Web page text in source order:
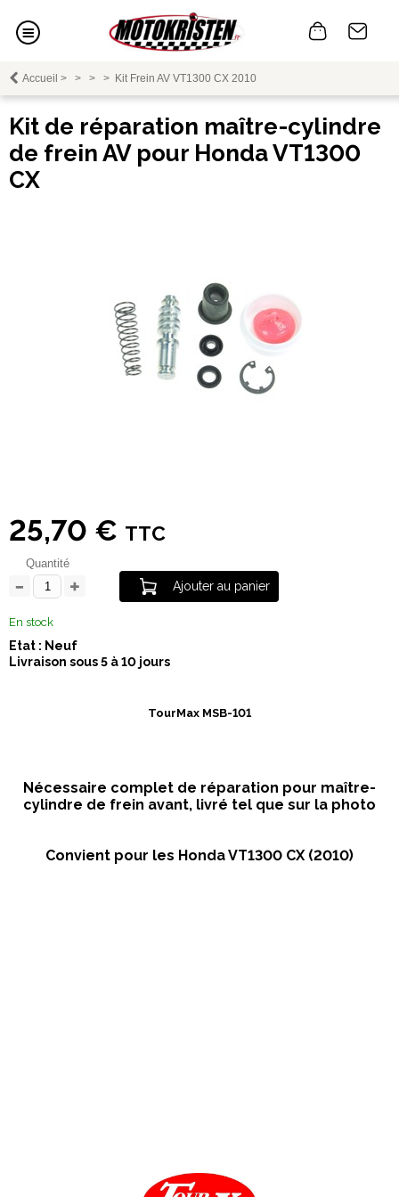
Accueil > > > > Kit Frein AV VT1300 CX 2010
Kit de réparation maître-cylindre
de frein AV pour Honda VT1300
CX
25,70 € TTC
Quantité
Ajouter au panier
En stock
Etat : Neuf
Livraison sous 5 à 10 jours
TourMax MSB-101
Nécessaire complet de réparation pour maître-
cylindre de frein avant, livré tel que sur la photo
Convient pour les Honda VT1300 CX (2010)